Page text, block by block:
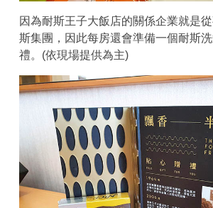
因為耐斯王子大飯店的關係企業就是
斯集團，因此每房還會準備一個耐斯
禮。(依現場提供為主)